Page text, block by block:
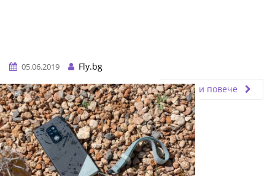
05.06.2019
Fly.bg
Прочети повече